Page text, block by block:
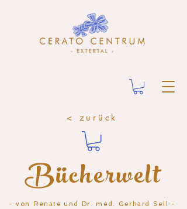
< zurück
Bücherwelt
- von Renate und Dr. med. Gerhard Sell -